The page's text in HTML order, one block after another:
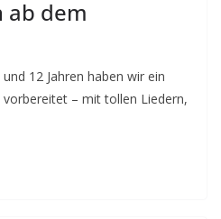
ab dem
12 Jahren haben wir ein
vorbereitet – mit tollen Liedern,